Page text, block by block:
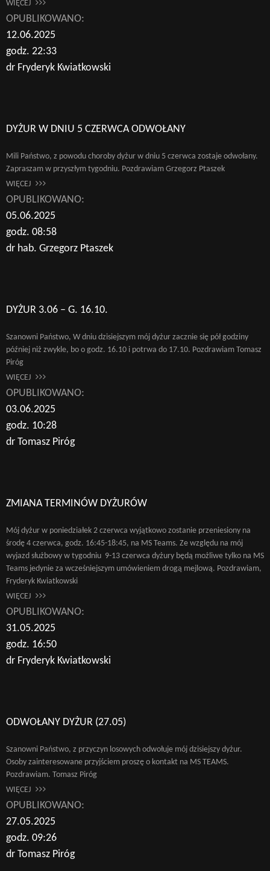
WIĘCEJ
OPUBLIKOWANO:
12.06.2025
godz. 22:33
dr Fryderyk Kwiatkowski
DYŻUR W DNIU 5 CZERWCA ODWOŁANY
Mili Państwo, z powodu choroby dyżur w dniu 5 czerwca zostaje odwołany.
Zapraszam w przyszłym tygodniu. Pozdrawiam Grzegorz Ptaszek
WIĘCEJ
OPUBLIKOWANO:
05.06.2025
godz. 08:58
dr hab. Grzegorz Ptaszek
DYŻUR 3.06 – G. 16.10.
Szanowni Państwo, W dniu dzisiejszym mój dyżur zacznie się pół godziny
później niż zwykle, bo o godz. 16.10 i potrwa do 17.10. Pozdrawiam Tomasz
Piróg
WIĘCEJ
OPUBLIKOWANO:
03.06.2025
godz. 10:28
dr Tomasz Piróg
ZMIANA TERMINÓW DYŻURÓW
Mój dyżur w poniedziałek 2 czerwca wyjątkowo zostanie przeniesiony na
środę 4 czerwca, godz. 16:45-18:45, na MS Teams. Ze względu na mój
wyjazd służbowy w tygodniu 9-13 czerwca dyżury będą możliwe tylko na MS
Teams jedynie za wcześniejszym umówieniem drogą mejlową. Pozdrawiam,
Fryderyk Kwiatkowski
WIĘCEJ
OPUBLIKOWANO:
31.05.2025
godz. 16:50
dr Fryderyk Kwiatkowski
ODWOŁANY DYŻUR (27.05)
Szanowni Państwo, z przyczyn losowych odwołuje mój dzisiejszy dyżur.
Osoby zainteresowane przyjściem proszę o kontakt na MS TEAMS.
Pozdrawiam. Tomasz Piróg
WIĘCEJ
OPUBLIKOWANO:
27.05.2025
godz. 09:26
dr Tomasz Piróg